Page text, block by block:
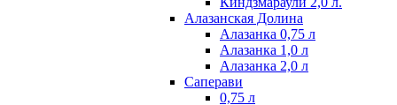
Алазанская Долина
Алазанка 0,75 л
Алазанка 1,0 л
Алазанка 2,0 л
Саперави
0,75 л